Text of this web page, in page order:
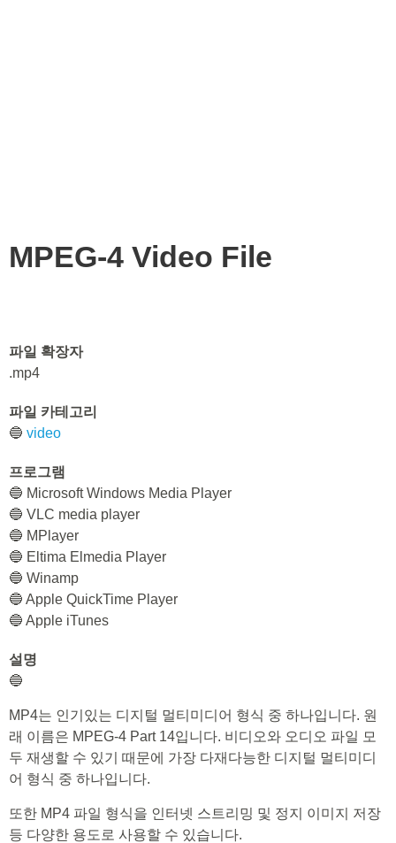
MPEG-4 Video File
파일 확장자
.mp4
파일 카테고리
🔵 video
프로그램
🔵 Microsoft Windows Media Player
🔵 VLC media player
🔵 MPlayer
🔵 Eltima Elmedia Player
🔵 Winamp
🔵 Apple QuickTime Player
🔵 Apple iTunes
설명
🔵
MP4는 인기있는 디지털 멀티미디어 형식 중 하나입니다. 원
래 이름은 MPEG-4 Part 14입니다. 비디오와 오디오 파일 모
두 재생할 수 있기 때문에 가장 다재다능한 디지털 멀티미디
어 형식 중 하나입니다.
또한 MP4 파일 형식을 인터넷 스트리밍 및 정지 이미지 저장
등 다양한 용도로 사용할 수 있습니다.